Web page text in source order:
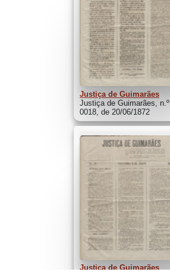
Justiça de Guimarães
Justiça de Guimarães, n.º
0018, de 20/06/1872
Justiça de Guimarães